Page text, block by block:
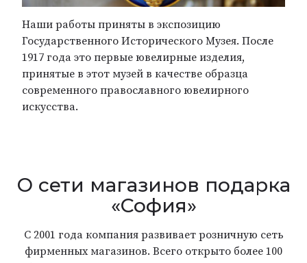
Наши работы приняты в экспозицию
Государственного Исторического Музея. После
1917 года это первые ювелирные изделия,
принятые в этот музей в качестве образца
современного православного ювелирного
искусства.
О сети магазинов подарка
«София»
С 2001 года компания развивает розничную сеть
фирменных магазинов. Всего открыто более 100